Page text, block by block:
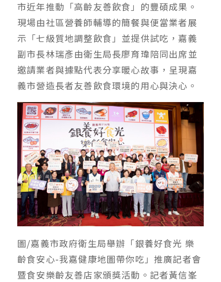
市近年推動「高齡友善飲食」的豐碩成果。
現場由社區營養師輔導的簡餐與便當業者展
示「七級質地調整飲食」並提供試吃，嘉義
副市長林瑞彥由衛生局長廖育瑋陪同出席並
邀請業者與據點代表分享暖心故事，呈現嘉
義市營造長者友善飲食環境的用心與決心。
圖/嘉義市政府衛生局舉辦「銀養好食光 樂
齡食安心-我嘉健康地圖帶你吃」推廣記者會
暨食安樂齡友善店家頒獎活動。記者黃信峯